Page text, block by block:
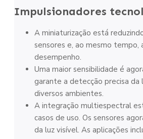
Impulsionadores
A miniaturização está
sensores e, ao mesmo tempo,
desempenho.
Uma maior sensibilidade é
garante a detecção precisa da
diversos ambientes.
A integração multiespectral
casos de uso. Os sensores
da luz visível. As aplicações